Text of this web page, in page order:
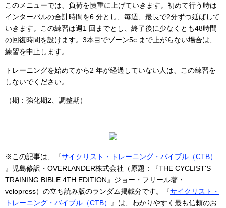
このメニューでは、負荷を慎重に上げていきます。初めて行う時は
インターバルの合計時間を6 分とし、毎週、最長で2分ずつ延ばして
いきます。この練習は週1 回までとし、終了後に少なくとも48時間
の回復時間を設けます。3本目でゾーン5c まで上がらない場合は、
練習を中止します。
トレーニングを始めてから2 年が経過していない人は、この練習を
しないでください。
（期：強化期2、調整期）
※この記事は、『サイクリスト・トレーニング・バイブル（CTB）
』児島修訳・OVERLANDER株式会社（原題：『THE CYCLIST'S
TRAINING BIBLE 4TH EDITION』ジョー・フリール著・
velopress）の立ち読み版のランダム掲載分です。『サイクリスト・
トレーニング・バイブル（CTB）
』は、わかりやすく最も信頼のお